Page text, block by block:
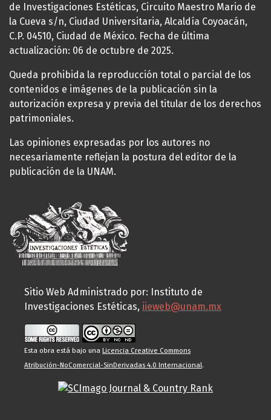
de Investigaciones Estéticas, Circuito Maestro Mario de
la Cueva s/n, Ciudad Universitaria, Alcaldía Coyoacán,
C.P. 04510, Ciudad de México. Fecha de última
actualización: 06 de octubre de 2025.
Queda prohibida la reproducción total o parcial de los
contenidos e imágenes de la publicación sin la
autorización expresa y previa del titular de los derechos
patrimoniales.
Las opiniones expresadas por los autores no
necesariamente reflejan la postura del editor de la
publicación de la UNAM.
Sitio Web Administrado por: Instituto de
Investigaciones Estéticas, iieweb@unam.mx
Esta obra está bajo una Licencia Creative Commons
Atribución-NoComercial-SinDerivadas 4.0 Internacional.